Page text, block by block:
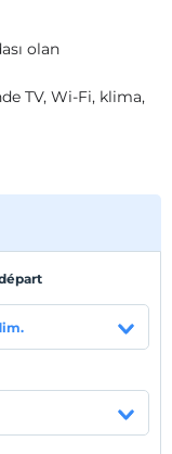
olan
TV, Wi-Fi, klima,
makinesi, havlu